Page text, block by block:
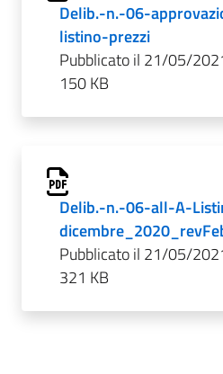
Delib.-n.-06-
listino-prezzi
Pubblicato il 21/05/
150 KB
Delib.-n.-06-all-A-
Pubblicato il 21/05/
321 KB